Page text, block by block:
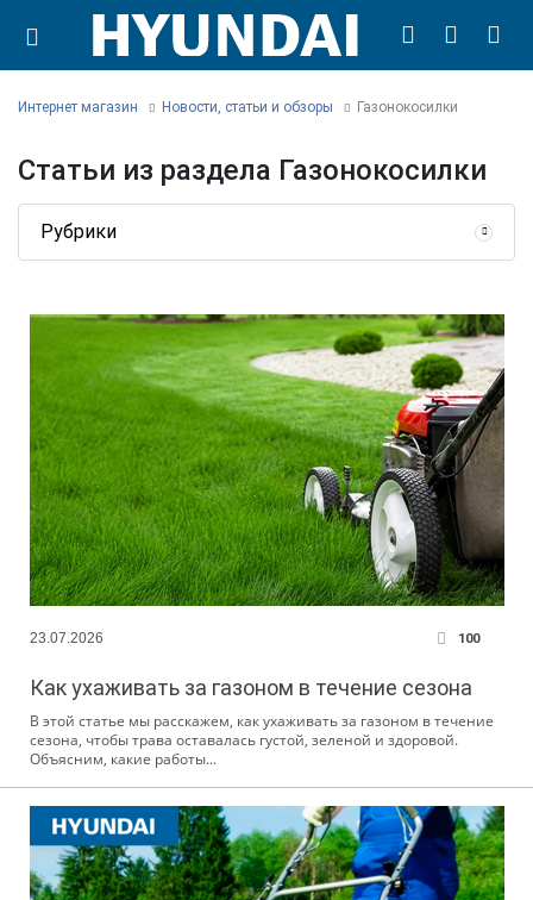
Интернет магазин Новости, статьи и обзоры Газонокосилки
Статьи из раздела Газонокосилки
Рубрики
Генераторы
Мотопомпы
Автотовары
23.07.2026 100
Как ухаживать за газоном в течение сезона
В этой статье мы расскажем, как ухаживать за газоном в течение
сезона, чтобы трава оставалась густой, зеленой и здоровой.
Объясним, какие работы...